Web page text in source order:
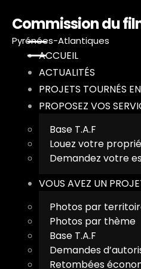
Commission du
Pyrénées-Atlantiques
ACCUEIL
ACTUALITÉS
PROJETS TOURNÉS
PROPOSEZ VOS
Base T.A.F
Louez votre
Demandez votre
VOUS AVEZ UN
Photos par
Photos par thème
Base T.A.F
Demandes
Retombées